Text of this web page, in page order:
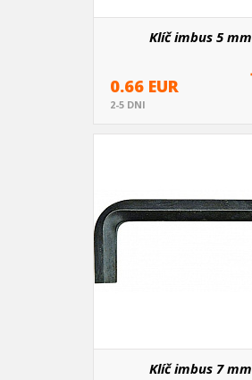
Klíč imbus 5 mm
0.66 EUR
2-5 DNI
Klíč imbus 7 mm